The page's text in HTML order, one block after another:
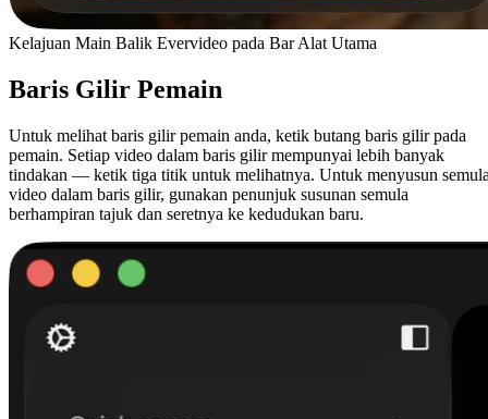
Kelajuan Main Balik Evervideo pada Bar Alat Utama
Baris Gilir Pemain
Untuk melihat baris gilir pemain anda, ketik butang baris gilir pada
pemain. Setiap video dalam baris gilir mempunyai lebih banyak
tindakan — ketik tiga titik untuk melihatnya. Untuk menyusun
video dalam baris gilir, gunakan penunjuk susunan semula
berhampiran tajuk dan seretnya ke kedudukan baru.